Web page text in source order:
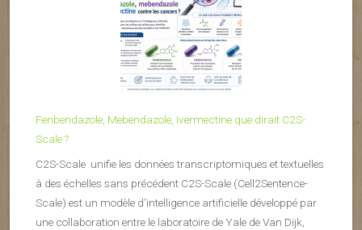
Fenbendazole, Mebendazole, Ivermectine que dirait C2S-
Scale ?
C2S-Scale unifie les données transcriptomiques et textuelles
à des échelles sans précédent C2S-Scale (Cell2Sentence-
Scale) est un modèle d’intelligence artificielle développé par
une collaboration entre le laboratoire de Yale de Van Dijk,